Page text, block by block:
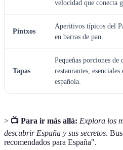
velocidad que conecta
Pintxos
Aperitivos típicos del
en barras de pan.
Tapas
Pequeñas porciones de
restaurantes,
española.
> 📺 Para ir más allá: Explora los
descubrir España y sus secretos.
recomendados para España".